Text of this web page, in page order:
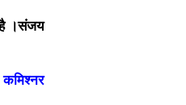
है ।संजय
कमिश्नर